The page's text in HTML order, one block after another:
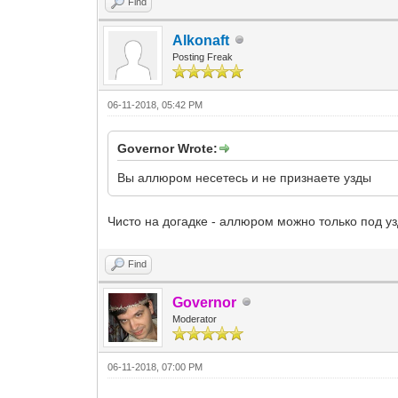
Alkonaft
Posting Freak
06-11-2018, 05:42 PM
Governor Wrote:
Вы аллюром несетесь и не признаете узды
Чисто на догадке - аллюром можно только под
Find
Governor
Moderator
06-11-2018, 07:00 PM